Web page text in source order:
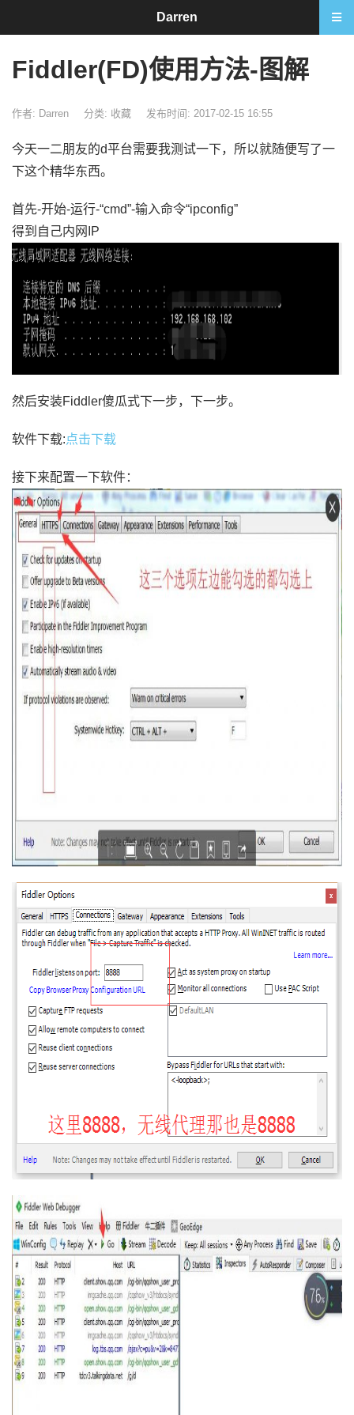
Fiddler(FD)使用方法-图解
作者: Darren 分类: 收藏 发布时间: 2017-02-15 16:55
今天一二朋友的d平台需要我测试一下，所以就随便写了一
下这个精华东西。
首先-开始-运行-“cmd”-输入命令“ipconfig”
得到自己内网IP
然后安装Fiddler傻瓜式下一步，下一步。
软件下载:点击下载
接下来配置一下软件：
Darren